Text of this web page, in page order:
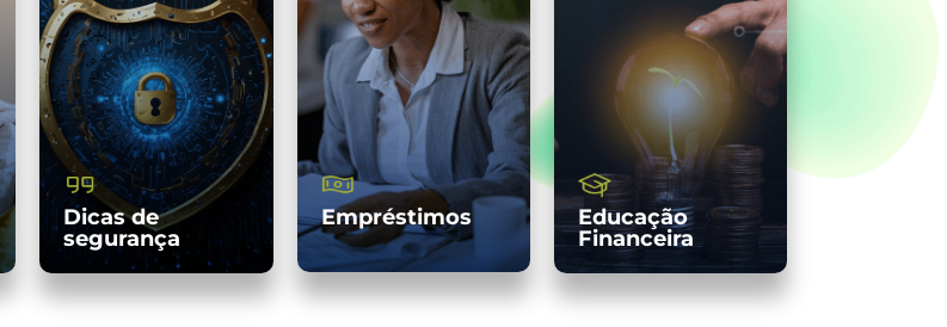
Dicas de
segurança
Empréstimos
Educação
Financeira